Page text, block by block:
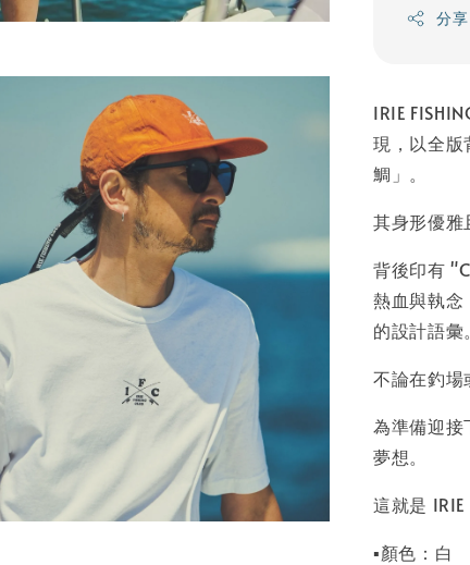
分享
IRIE
現，以全
鯛」。
其身形優雅
背後印有
熱血與執念
的設計語彙。
不論在釣場
為準備迎
夢想。
這就是 IRIE
▪顏色：白